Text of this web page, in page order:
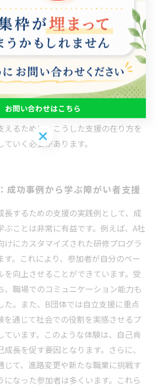
定が可能になります。 次に、コミュニ
向上も大切です。障がい者が進路選択
場での人間関係を築く際には、効果的
ョンが必要不可欠です。 さらに、個々
支援策を講じることが求められます。
がいに特化した講座やトレーニングを
彼らが自立した生活を送るための具体
できるようになります。 私たちは、障
えるために、こうした支援の在り方を
いく必要があります。
成功事例から学ぶ障がい者支援
長するための支援の実践例として、成
ぶことは非常に有益です。例えば、A社
けにカスタマイズされた研修プログラ
す。これにより、参加者が自分のペー
を向上させることができています。受
、職場でのコミュニケーション能力も
た。また、B団体では自立支援に重点
を通じて社会での役割を実感させるプ
ています。このような体験は、自己肯
長を促す要因となります。さらに、
じて、進路変更や新たな職業に挑戦す
になった参加者は多くいます。これら
お問い合わせはこちら
お問い合わせはこちら